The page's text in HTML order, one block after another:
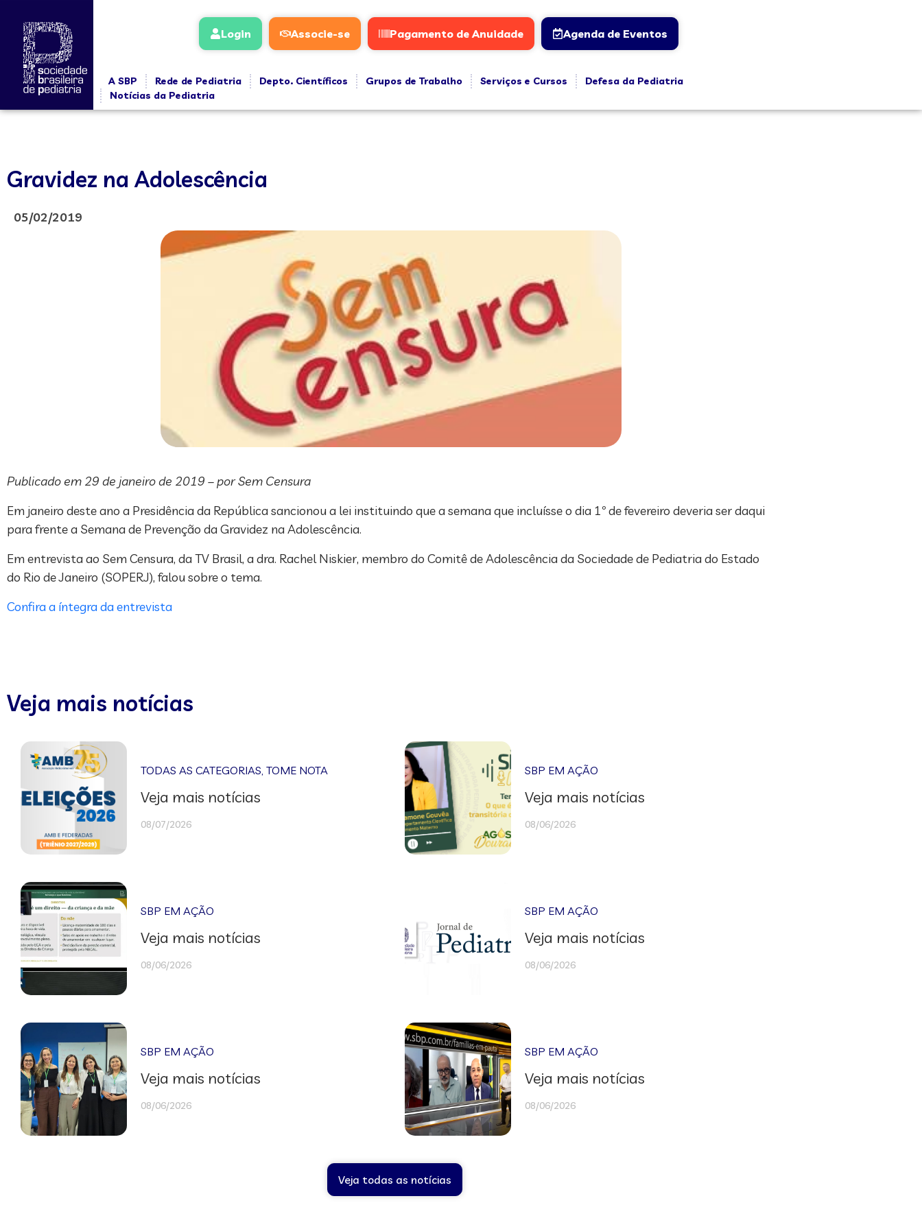
Login Associe-se Pagamento de Anuidade Agenda de Eventos
A SBP Rede de Pediatria Depto. Científicos Grupos de Trabalho Serviços e Cursos
Defesa da Pediatria
Notícias da Pediatria
Gravidez na Adolescência
05/02/2019
Publicado em 29 de janeiro de 2019 – por Sem Censura
Em janeiro deste ano a Presidência da República sancionou a lei instituindo que a semana que incluísse o dia 1º de fevereiro deveria ser daqui
para frente a Semana de Prevenção da Gravidez na Adolescência.
Em entrevista ao Sem Censura, da TV Brasil, a dra. Rachel Niskier, membro do Comitê de Adolescência da Sociedade de Pediatria do Estado
do Rio de Janeiro (SOPERJ), falou sobre o tema.
Confira a íntegra da entrevista
Veja mais notícias
TODAS AS CATEGORIAS ,TOME NOTA
Veja mais notícias
08/07/2026
SBP EM AÇÃO
Veja mais notícias
08/06/2026
SBP EM AÇÃO
Veja mais notícias
08/06/2026
SBP EM AÇÃO
Veja mais notícias
08/06/2026
SBP EM AÇÃO
Veja mais notícias
08/06/2026
SBP EM AÇÃO
Veja mais notícias
08/06/2026
Veja todas as notícias